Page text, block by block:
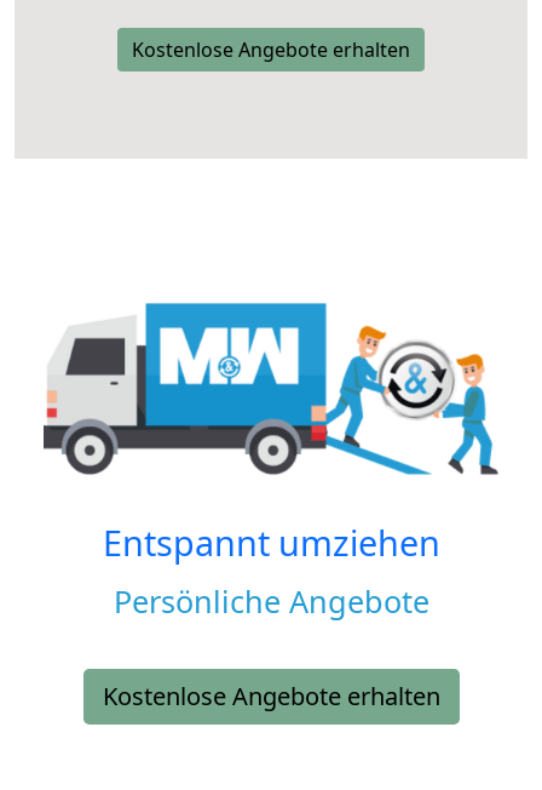
Kostenlose Angebote erhalten
Entspannt umziehen
Persönliche Angebote
Kostenlose Angebote erhalten